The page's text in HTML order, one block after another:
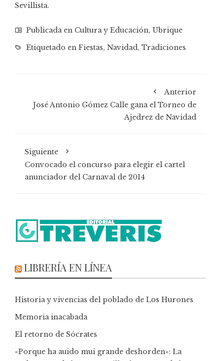
Sevillista.
Publicada en Cultura y Educación, Ubrique
Etiquetado en Fiestas, Navidad, Tradiciones
Anterior
José Antonio Gómez Calle gana el Torneo de
Ajedrez de Navidad
Siguiente
Convocado el concurso para elegir el cartel
anunciador del Carnaval de 2014
LIBRERÍA EN LÍNEA
Historia y vivencias del poblado de Los Hurones
Memoria inacabada
El retorno de Sócrates
«Porque ha auido mui grande deshorden»: La